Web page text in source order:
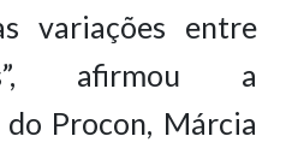
variações entre
afirmou a
Procon, Márcia